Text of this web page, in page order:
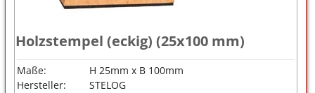
Holzstempel (eckig) (25x100 mm)
Maße:
H 25mm x B 100mm
Hersteller:
STELOG